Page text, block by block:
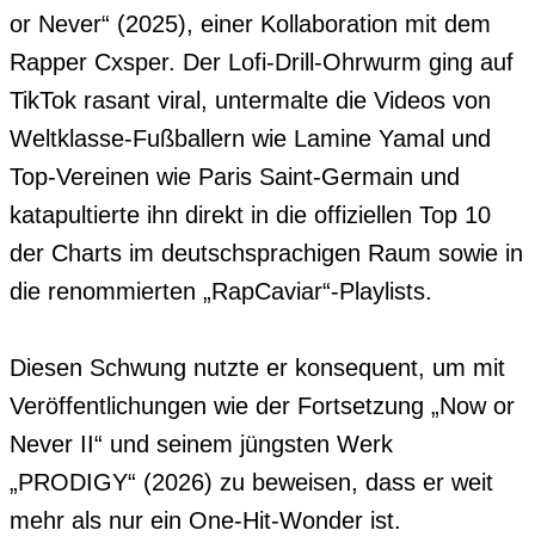
or Never“ (2025), einer Kollaboration mit dem
Rapper Cxsper. Der Lofi-Drill-Ohrwurm ging auf
TikTok rasant viral, untermalte die Videos von
Weltklasse-Fußballern wie Lamine Yamal und
Top-Vereinen wie Paris Saint-Germain und
katapultierte ihn direkt in die offiziellen Top 10
der Charts im deutschsprachigen Raum sowie in
die renommierten „RapCaviar“-Playlists.
Diesen Schwung nutzte er konsequent, um mit
Veröffentlichungen wie der Fortsetzung „Now or
Never II“ und seinem jüngsten Werk
„PRODIGY“ (2026) zu beweisen, dass er weit
mehr als nur ein One-Hit-Wonder ist.